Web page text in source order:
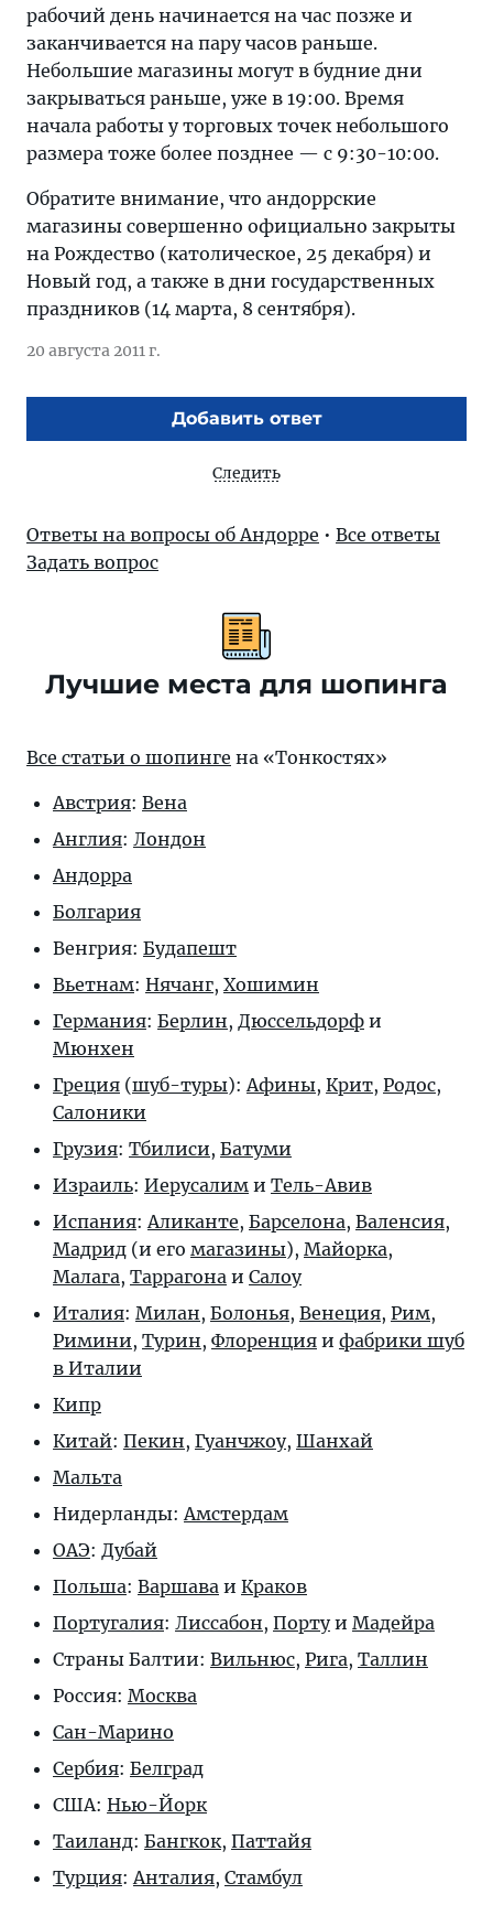
рабочий день начинается на час позже и
заканчивается на пару часов раньше.
Небольшие магазины могут в будние дни
закрываться раньше, уже в 19:00. Время
начала работы у торговых точек небольшого
размера тоже более позднее — с 9:30-10:00.
Обратите внимание, что андоррские
магазины совершенно официально закрыты
на Рождество (католическое, 25 декабря) и
Новый год, а также в дни государственных
праздников (14 марта, 8 сентября).
20 августа 2011 г.
Добавить ответ
Следить
Ответы на вопросы об Андорре • Все ответы
Задать вопрос
Лучшие места для шопинга
Все статьи о шопинге на «Тонкостях»
Австрия: Вена
Англия: Лондон
Андорра
Болгария
Венгрия: Будапешт
Вьетнам: Нячанг, Хошимин
Германия: Берлин, Дюссельдорф и
Мюнхен
Греция (шуб-туры):Афины, Крит, Родос,
Салоники
Грузия: Тбилиси, Батуми
Израиль: Иерусалим и Тель-Авив
Испания:Аликанте, Барселона, Валенсия,
Мадрид (и его магазины), Майорка,
Малага, Таррагона и Салоу
Италия: Милан, Болонья, Венеция, Рим,
Римини, Турин, Флоренция и фабрики шуб
в Италии
Кипр
Китай: Пекин, Гуанчжоу, Шанхай
Мальта
Нидерланды:Амстердам
ОАЭ: Дубай
Польша: Варшава и Краков
Португалия: Лиссабон, Портуи Мадейра
Страны Балтии: Вильнюс, Рига, Таллин
Россия: Москва
Сан-Марино
Сербия: Белград
США: Нью-Йорк
Таиланд: Бангкок, Паттайя
Турция:Анталия, Стамбул